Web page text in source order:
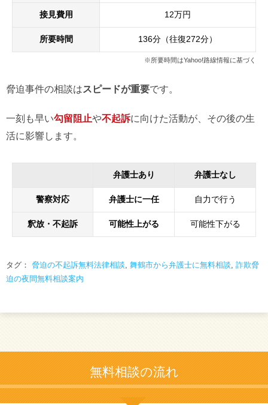
接見費用 12万円
所要時間 136分（往復272分）
※所要時間はYahoo!路線情報に基づく
脅迫事件の相談はスピードが重要です。
一刻も早い勾留阻止や不起訴に向けた活動が、その後の生
活に影響します。
弁護士あり 弁護士なし
警察対応 弁護士に一任 自力で行う
釈放・不起訴 可能性上がる 可能性下がる
タグ： 脅迫の不起訴無料法律相談, 舞鶴市から弁護士に無料相談, 詐欺脅
迫の夜間無料相談案内
無料相談の流れ